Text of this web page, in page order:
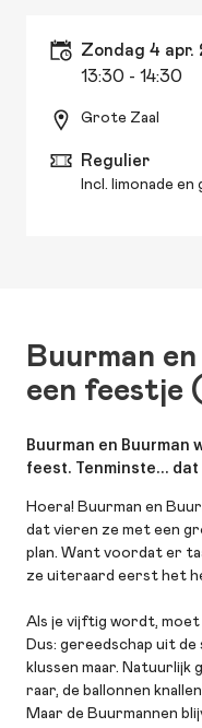
zondag 4
13:30 - 14:30
Grote Zaal
Regulier
Incl. limonade
Buurman
een feestje
Buurman en Buurman
feest. Tenminste... dat
Hoera! Buurman en
dat vieren ze met een
plan. Want voordat er
ze uiteraard eerst het
Als je vijftig wordt, moet
Dus: gereedschap uit de
klussen maar. Natuurlijk
raar, de ballonnen
Maar de Buurmannen